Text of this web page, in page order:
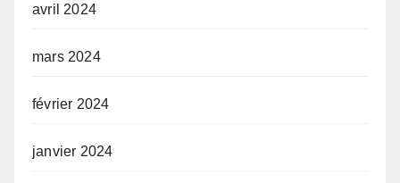
avril 2024
mars 2024
février 2024
janvier 2024